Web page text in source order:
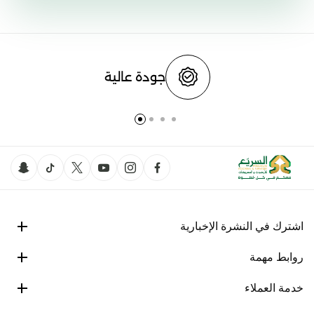
جودة عالية
اشترك في النشرة الإخبارية
روابط مهمة
خدمة العملاء